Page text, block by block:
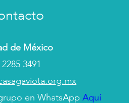
de México
2285 3491
en WhatsApp Aquí